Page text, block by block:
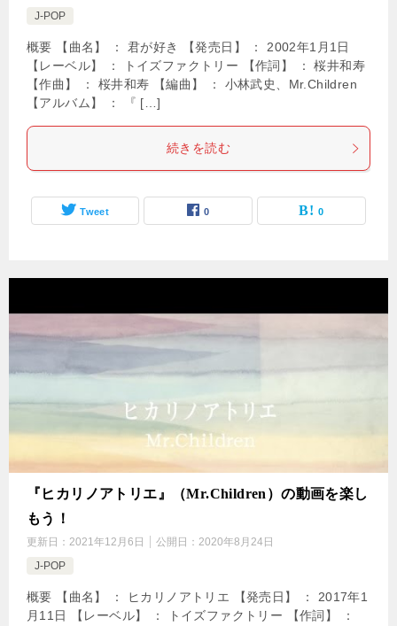
J-POP
概要 【曲名】 ： 君が好き 【発売日】 ： 2002年1月1日
【レーベル】 ： トイズファクトリー 【作詞】 ： 桜井和寿
【作曲】 ： 桜井和寿 【編曲】 ： 小林武史、Mr.Children
【アルバム】 ： 『 […]
続きを読む
Tweet 0 0
『ヒカリノアトリエ』（Mr.Children）の動画を楽し
もう！
更新日： 2021年12月6日 公開日： 2020年8月24日
J-POP
概要 【曲名】 ： ヒカリノアトリエ 【発売日】 ： 2017年1
月11日 【レーベル】 ： トイズファクトリー 【作詞】 ：